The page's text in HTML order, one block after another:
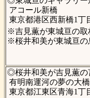
アコール新橋
東京都港区西新橋1丁
※吉見薫が東城亘の取
※桜井和美が東城亘の
◎桜井和美が吉見薫の
有明南運河の夢の大橋
東京都江東区青海1丁